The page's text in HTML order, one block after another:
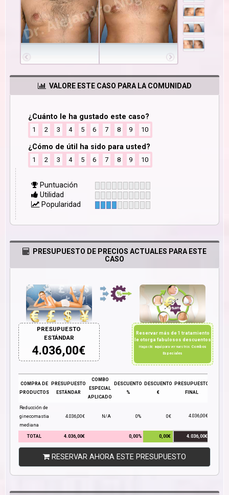
VALORE ESTE CASO PARA LA COMUNIDAD
¿Cuánto le ha gustado este caso?
1 2 3 4 5 6 7 8 9 10
¿Cómo de útil ha sido para usted?
1 2 3 4 5 6 7 8 9 10
Puntuación
Utilidad
Popularidad
PRESUPUESTO DE PRECIOS ACTUALES PARA ESTE
CASO
PRESUPUESTO
ESTÁNDAR
4.036,00€
Reservar más de 1 tratamiento
le otorga fabulosos descuentos
Haga clic aquípara ver nuestros Combos
Especiales
COMPRA DE
PRODUCTOS
PRESUPUESTO
ESTÁNDAR
COMBO
ESPECIAL
APLICADO
DESCUENTO
%
DESCUENTO
€
PRESUPUESTO
FINAL
Reducción de
ginecomastia
mediana
4.036,00€ N/A 0% 0€ 4.036,00€
TOTAL 4.036,00€ 0,00% 0,00€ 4.036,00€
RESERVAR AHORA ESTE PRESUPUESTO